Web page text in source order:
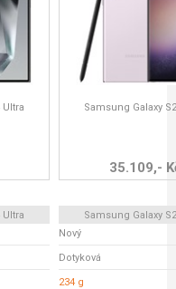
Ultra Samsung Galaxy
35.109,-
Ultra
Samsung Galaxy
Nový
Dotyková
234 g